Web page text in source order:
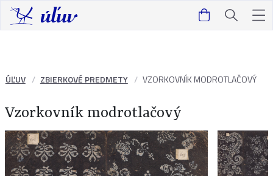
ÚĽUV ZBIERKOVÉ PREDMETY VZORKOVNÍK MODROTLAČOVÝ
Vzorkovník modrotlačový